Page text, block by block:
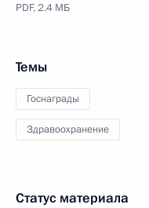
PDF,2.4 МБ
Темы
Госнаграды
Здравоохранение
Статус материала